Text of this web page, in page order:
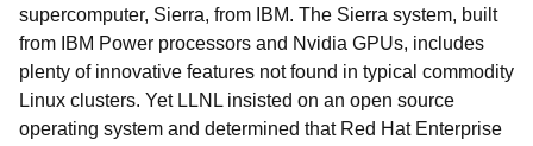
supercomputer, Sierra, from IBM. The Sierra system, built
from IBM Power processors and Nvidia GPUs, includes
plenty of innovative features not found in typical commodity
Linux clusters. Yet LLNL insisted on an open source
operating system and determined that Red Hat Enterprise